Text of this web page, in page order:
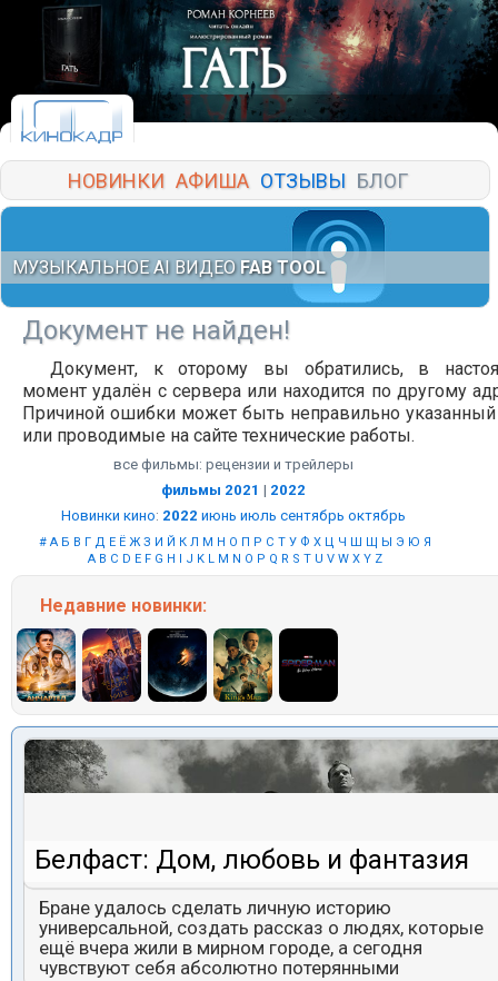
НОВИНКИ АФИША ОТЗЫВЫ БЛОГ
МУЗЫКАЛЬНОЕ AI ВИДЕО FAB TOOL
Документ не найден!
Документ, к оторому вы обратились, в
момент удалён с сервера или находится по другому
Причиной ошибки может быть неправильно указанный
или проводимые на сайте технические работы.
все фильмы: рецензии и трейлеры
фильмы 2021 | 2022
Новинки кино: 2022 июнь июль сентябрь октябрь
# А Б В Г Д Е Ё Ж З И Й К Л М Н О П Р С Т У Ф Х Ц Ч Ш Щ Ы Э Ю Я
A B C D E F G H I J K L M N O P Q R S T U V W X Y Z
Недавние новинки:
Белфаст: Дом, любовь и фантазия
Бране удалось сделать личную историю
универсальной, создать рассказ о людях, которые
ещё вчера жили в мирном городе, а сегодня
чувствуют себя абсолютно потерянными